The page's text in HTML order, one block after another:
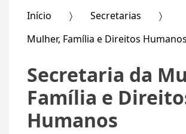
Início
Secretarias
Mulher, Família e Direitos Humanos
Secretaria da
Família e
Humanos